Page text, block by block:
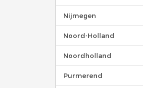
Nijmegen
Noord-Holland
Noordholland
Purmerend